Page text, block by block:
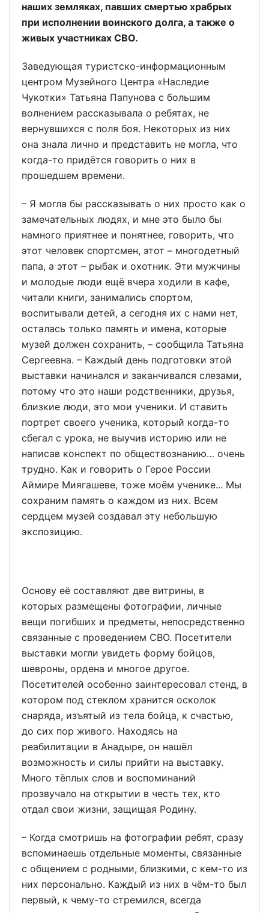
наших земляках, павших смертью храбрых
при исполнении воинского долга, а также о
живых участниках СВО.
Заведующая туристско-информационным
центром Музейного Центра «Наследие
Чукотки» Татьяна Папунова с большим
волнением рассказывала о ребятах, не
вернувшихся с поля боя. Некоторых из них
она знала лично и представить не могла, что
когда-то придётся говорить о них в
прошедшем времени.
– Я могла бы рассказывать о них просто как о
замечательных людях, и мне это было бы
намного приятнее и понятнее, говорить, что
этот человек спортсмен, этот – многодетный
папа, а этот – рыбак и охотник. Эти мужчины
и молодые люди ещё вчера ходили в кафе,
читали книги, занимались спортом,
воспитывали детей, а сегодня их с нами нет,
осталась только память и имена, которые
музей должен сохранить, – сообщила Татьяна
Сергеевна. – Каждый день подготовки этой
выставки начинался и заканчивался слезами,
потому что это наши родственники, друзья,
близкие люди, это мои ученики. И ставить
портрет своего ученика, который когда-то
сбегал с урока, не выучив историю или не
написав конспект по обществознанию… очень
трудно. Как и говорить о Герое России
Аймире Миягашеве, тоже моём ученике... Мы
сохраним память о каждом из них. Всем
сердцем музей создавал эту небольшую
экспозицию.
Основу её составляют две витрины, в
которых размещены фотографии, личные
вещи погибших и предметы, непосредственно
связанные с проведением СВО. Посетители
выставки могли увидеть форму бойцов,
шевроны, ордена и многое другое.
Посетителей особенно заинтересовал стенд, в
котором под стеклом хранится осколок
снаряда, изъятый из тела бойца, к счастью,
до сих пор живого. Находясь на
реабилитации в Анадыре, он нашёл
возможность и силы прийти на выставку.
Много тёплых слов и воспоминаний
прозвучало на открытии в честь тех, кто
отдал свои жизни, защищая Родину.
– Когда смотришь на фотографии ребят, сразу
вспоминаешь отдельные моменты, связанные
с общением с родными, близкими, с кем-то из
них персонально. Каждый из них в чём-то был
первый, к чему-то стремился, всегда